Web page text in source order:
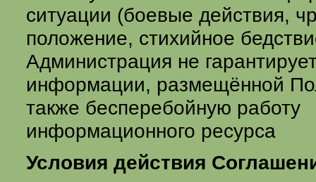
ситуации (боевые действия,
положение, стихийное
Администрация не
информации, размещённой
также бесперебойную работу
информационного ресурса
Условия действия